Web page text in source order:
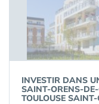
INVESTIR DANS
SAINT-ORENS-
TOULOUSE